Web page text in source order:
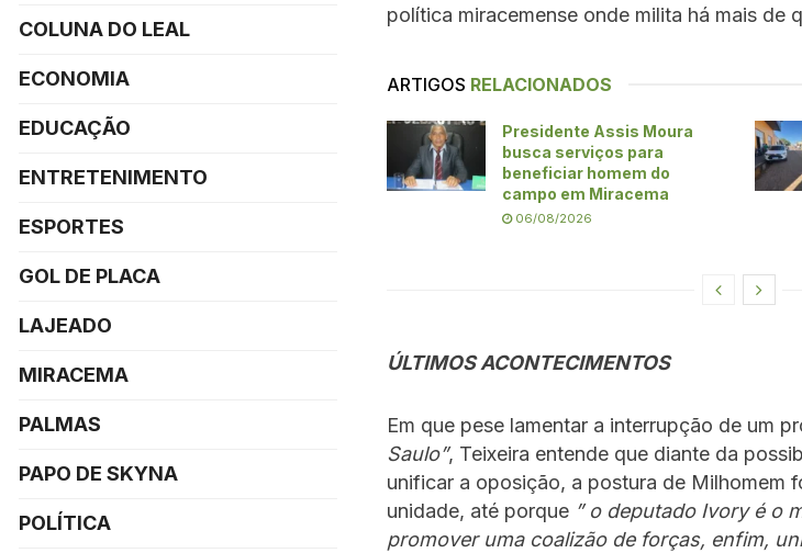
política miracemense onde milita há mais de
ARTIGOS RELACIONADOS
Presidente Assis Moura
busca serviços para
beneficiar homem do
campo em Miracema
06/08/2026
ÚLTIMOS ACONTECIMENTOS
Em que pese lamentar a interrupção de um
Saulo”, Teixeira entende que diante da
unificar a oposição, a postura de Milhomem
unidade, até porque ” o deputado Ivory é o
promover uma coalizão de forças, enfim,
COLUNA DO LEAL
ECONOMIA
EDUCAÇÃO
ENTRETENIMENTO
ESPORTES
GOL DE PLACA
LAJEADO
MIRACEMA
PALMAS
PAPO DE SKYNA
POLÍTICA